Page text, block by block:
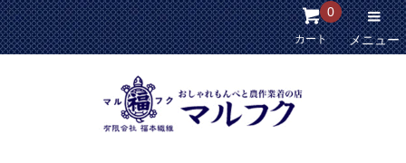
カート
0
メニュー